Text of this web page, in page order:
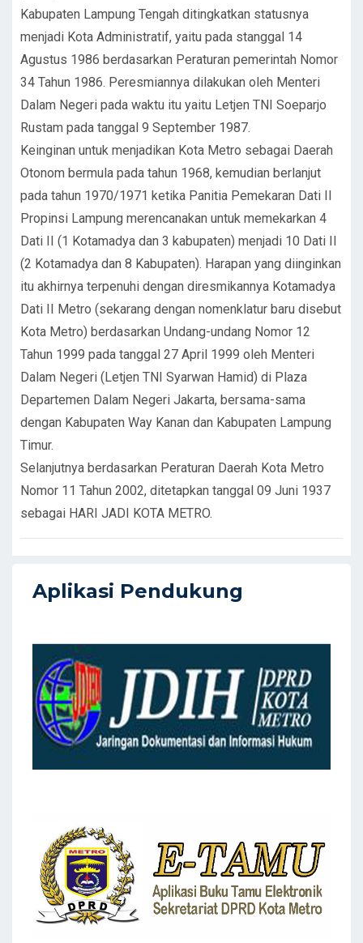
Kabupaten Lampung Tengah ditingkatkan statusnya
menjadi Kota Administratif, yaitu pada stanggal 14
Agustus 1986 berdasarkan Peraturan pemerintah Nomor
34 Tahun 1986. Peresmiannya dilakukan oleh Menteri
Dalam Negeri pada waktu itu yaitu Letjen TNI Soeparjo
Rustam pada tanggal 9 September 1987.
Keinginan untuk menjadikan Kota Metro sebagai Daerah
Otonom bermula pada tahun 1968, kemudian berlanjut
pada tahun 1970/1971 ketika Panitia Pemekaran Dati II
Propinsi Lampung merencanakan untuk memekarkan 4
Dati II (1 Kotamadya dan 3 kabupaten) menjadi 10 Dati II
(2 Kotamadya dan 8 Kabupaten). Harapan yang diinginkan
itu akhirnya terpenuhi dengan diresmikannya Kotamadya
Dati II Metro (sekarang dengan nomenklatur baru disebut
Kota Metro) berdasarkan Undang-undang Nomor 12
Tahun 1999 pada tanggal 27 April 1999 oleh Menteri
Dalam Negeri (Letjen TNI Syarwan Hamid) di Plaza
Departemen Dalam Negeri Jakarta, bersama-sama
dengan Kabupaten Way Kanan dan Kabupaten Lampung
Timur.
Selanjutnya berdasarkan Peraturan Daerah Kota Metro
Nomor 11 Tahun 2002, ditetapkan tanggal 09 Juni 1937
sebagai HARI JADI KOTA METRO.
Aplikasi Pendukung